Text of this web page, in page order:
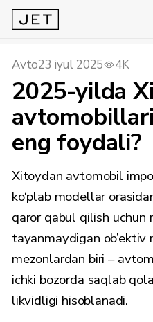
Avto23 iyul 2025 4K
2025-yilda
eng foydali?
Xitoydan avtomobil
ko‘plab modellar
qaror qabul qilish uchun
tayanmaydigan ob’ektiv
mezonlardan biri –
ichki bozorda saqlab
likvidligi hisoblanadi.